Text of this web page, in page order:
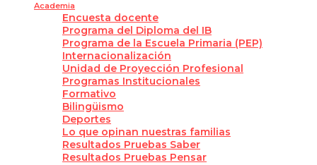
Academia
Encuesta docente
Programa del Diploma del IB
Programa de la Escuela Primaria (PEP)
Internacionalización
Unidad de Proyección Profesional
Programas Institucionales
Formativo
Bilingüismo
Deportes
Lo que opinan nuestras familias
Resultados Pruebas Saber
Resultados Pruebas Pensar